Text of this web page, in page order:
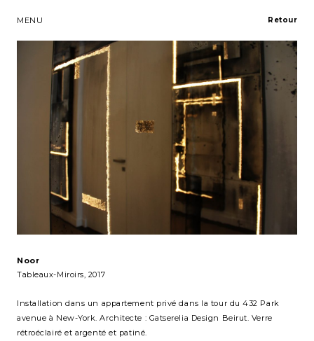
MENU
Noor
Tableaux-Miroirs, 2017
Installation dans un appartement privé dans la tour du 432 Park
avenue à New-York. Architecte : Gatserelia Design Beirut. Verre
rétroéclairé et argenté et patiné.
Retour